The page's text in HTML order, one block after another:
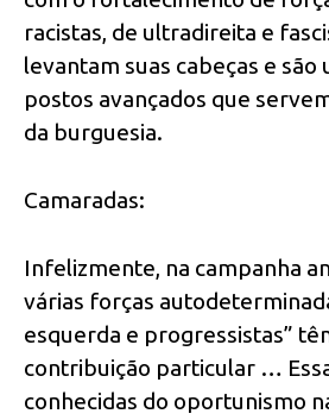
racistas, de ultradireita e
levantam suas cabeças e são
postos avançados que
da burguesia.
Camaradas:
Infelizmente, na campanha
várias forças
esquerda e progressistas”
contribuição particular …
conhecidas do oportunismo